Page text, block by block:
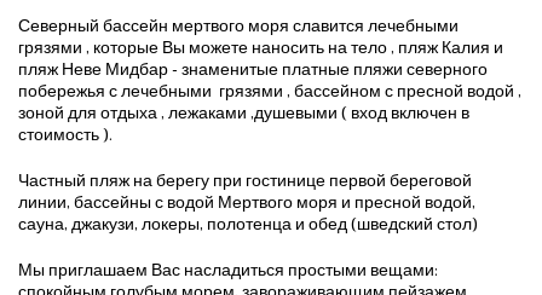
Северный бассейн мертвого моря славится лечебными
грязями , которые Вы можете наносить на тело , пляж Калия и
пляж Неве Мидбар - знаменитые платные пляжи северного
побережья с лечебными грязями , бассейном с пресной водой ,
зоной для отдыха , лежаками ,душевыми ( вход включен в
стоимость ).
Частный пляж на берегу при гостинице первой береговой
линии, бассейны с водой Мертвого моря и пресной водой,
сауна, джакузи, локеры, полотенца и обед (шведский стол)
Мы приглашаем Вас насладиться простыми вещами: